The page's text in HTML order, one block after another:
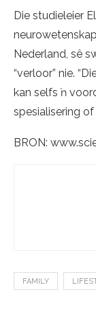
Die studieleier
Nederland, sê
“verloor” nie.
kan selfs ŉ
spesialisering
BRON:
FAMILY